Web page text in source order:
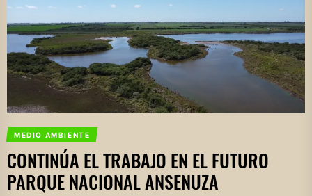
MEDIO AMBIENTE
CONTINÚA EL TRABAJO EN EL FUTURO
PARQUE NACIONAL ANSENUZA